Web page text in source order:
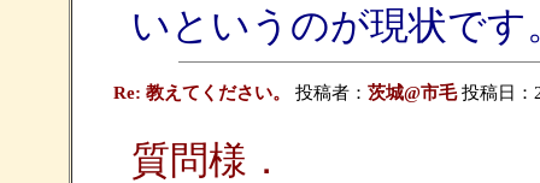
いというのが現状です
Re: 教えてください。 投稿者： 茨城@市毛投稿日：
質問様．